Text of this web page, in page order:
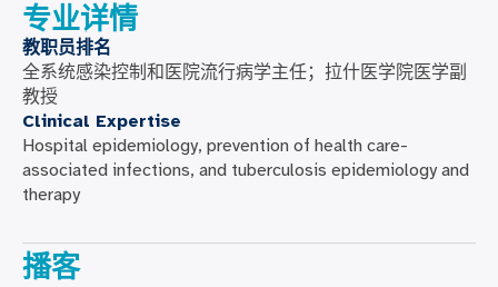
专业详情
教职员排名
全系统感染控制和医院流行病学主任；拉什医学院医学副
教授
Clinical Expertise
Hospital epidemiology, prevention of health care-
associated infections, and tuberculosis epidemiology and
therapy
播客